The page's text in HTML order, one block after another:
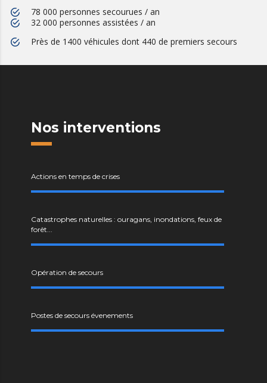
78 000 personnes secourues / an
32 000 personnes assistées / an
Près de 1400 véhicules dont 440 de premiers secours
Nos interventions
Actions en temps de crises
Catastrophes naturelles : ouragans, inondations, feux de
forêt...
Opération de secours
Postes de secours évenements